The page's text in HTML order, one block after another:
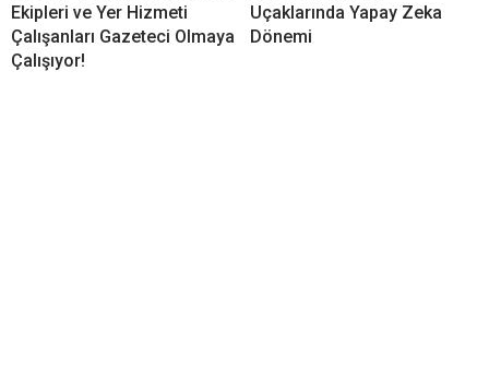
Ekipleri ve Yer Hizmeti
Çalışanları Gazeteci Olmaya
Çalışıyor!
Uçaklarında Yapay Zeka
Dönemi